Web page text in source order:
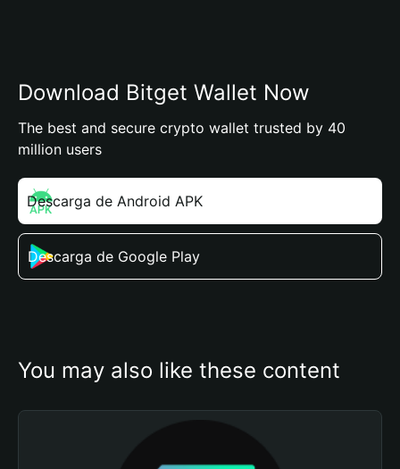
Download Bitget Wallet Now
The best and secure crypto wallet trusted by 40
million users
Descarga de Android APK
Descarga de Google Play
You may also like these content